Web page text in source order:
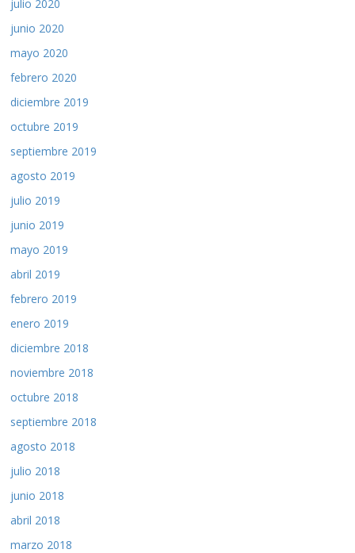
julio 2020
junio 2020
mayo 2020
febrero 2020
diciembre 2019
octubre 2019
septiembre 2019
agosto 2019
julio 2019
junio 2019
mayo 2019
abril 2019
febrero 2019
enero 2019
diciembre 2018
noviembre 2018
octubre 2018
septiembre 2018
agosto 2018
julio 2018
junio 2018
abril 2018
marzo 2018